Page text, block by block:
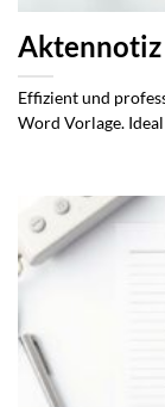
Aktennotiz
Effizient und
Word Vorlage.